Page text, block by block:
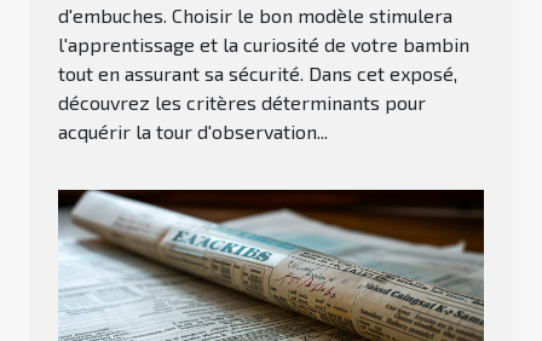
d'embuches. Choisir le bon modèle stimulera
l'apprentissage et la curiosité de votre bambin
tout en assurant sa sécurité. Dans cet exposé,
découvrez les critères déterminants pour
acquérir la tour d'observation...